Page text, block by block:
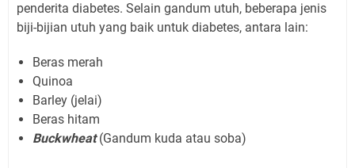
penderita diabetes. Selain gandum utuh, beberapa jenis
biji-bijian utuh yang baik untuk diabetes, antara lain:
Beras merah
Quinoa
Barley (jelai)
Beras hitam
Buckwheat(Gandum kuda atau soba)